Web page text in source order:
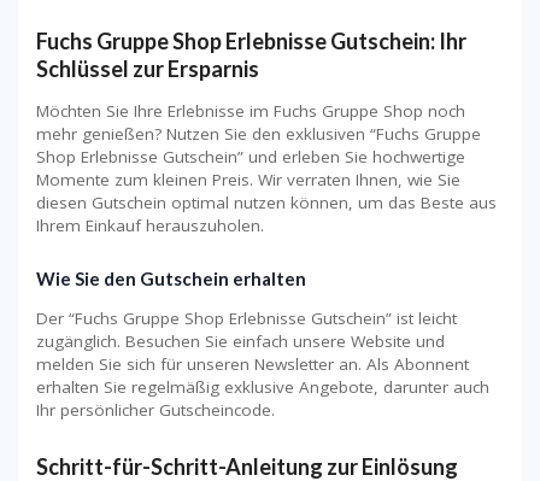
Fuchs Gruppe Shop Erlebnisse Gutschein: Ihr
Schlüssel zur Ersparnis
Möchten Sie Ihre Erlebnisse im Fuchs Gruppe Shop noch
mehr genießen? Nutzen Sie den exklusiven “Fuchs Gruppe
Shop Erlebnisse Gutschein” und erleben Sie hochwertige
Momente zum kleinen Preis. Wir verraten Ihnen, wie Sie
diesen Gutschein optimal nutzen können, um das Beste aus
Ihrem Einkauf herauszuholen.
Wie Sie den Gutschein erhalten
Der “Fuchs Gruppe Shop Erlebnisse Gutschein” ist leicht
zugänglich. Besuchen Sie einfach unsere Website und
melden Sie sich für unseren Newsletter an. Als Abonnent
erhalten Sie regelmäßig exklusive Angebote, darunter auch
Ihr persönlicher Gutscheincode.
Schritt-für-Schritt-Anleitung zur Einlösung